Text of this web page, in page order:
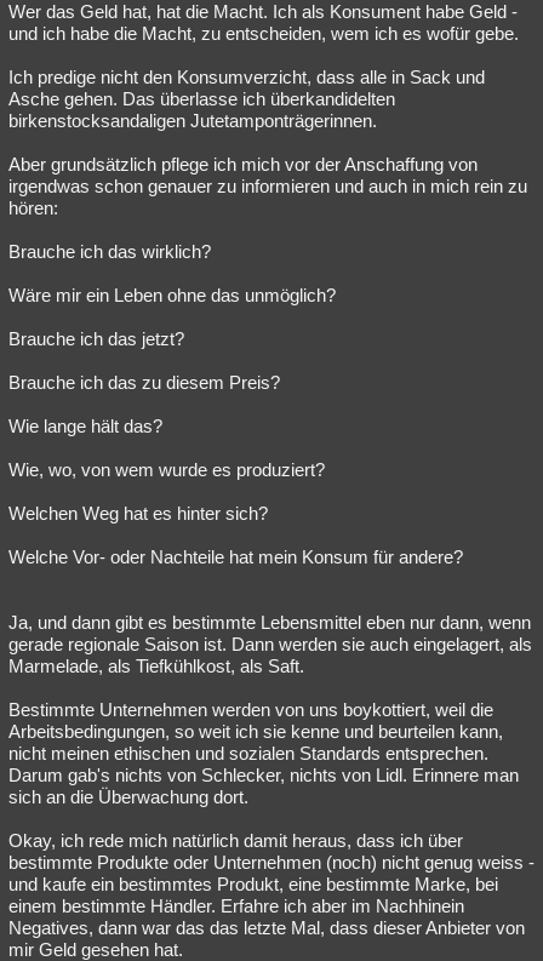
Wer das Geld hat, hat die Macht. Ich als Konsument habe Geld -
und ich habe die Macht, zu entscheiden, wem ich es wofür gebe.
Ich predige nicht den Konsumverzicht, dass alle in Sack und
Asche gehen. Das überlasse ich überkandidelten
birkenstocksandaligen Jutetamponträgerinnen.
Aber grundsätzlich pflege ich mich vor der Anschaffung von
irgendwas schon genauer zu informieren und auch in mich rein zu
hören:
Brauche ich das wirklich?
Wäre mir ein Leben ohne das unmöglich?
Brauche ich das jetzt?
Brauche ich das zu diesem Preis?
Wie lange hält das?
Wie, wo, von wem wurde es produziert?
Welchen Weg hat es hinter sich?
Welche Vor- oder Nachteile hat mein Konsum für andere?
Ja, und dann gibt es bestimmte Lebensmittel eben nur dann, wenn
gerade regionale Saison ist. Dann werden sie auch eingelagert, als
Marmelade, als Tiefkühlkost, als Saft.
Bestimmte Unternehmen werden von uns boykottiert, weil die
Arbeitsbedingungen, so weit ich sie kenne und beurteilen kann,
nicht meinen ethischen und sozialen Standards entsprechen.
Darum gab's nichts von Schlecker, nichts von Lidl. Erinnere man
sich an die Überwachung dort.
Okay, ich rede mich natürlich damit heraus, dass ich über
bestimmte Produkte oder Unternehmen (noch) nicht genug weiss -
und kaufe ein bestimmtes Produkt, eine bestimmte Marke, bei
einem bestimmte Händler. Erfahre ich aber im Nachhinein
Negatives, dann war das das letzte Mal, dass dieser Anbieter von
mir Geld gesehen hat.